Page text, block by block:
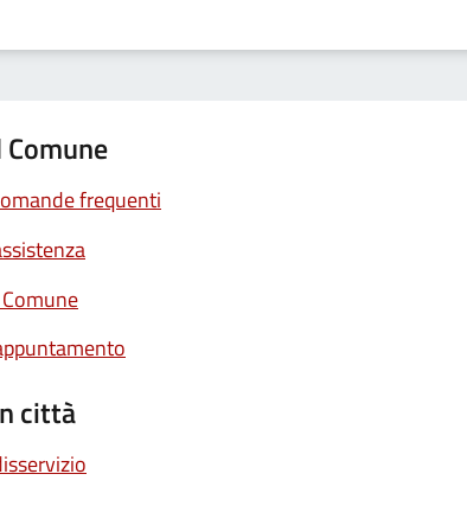
frequenti
città